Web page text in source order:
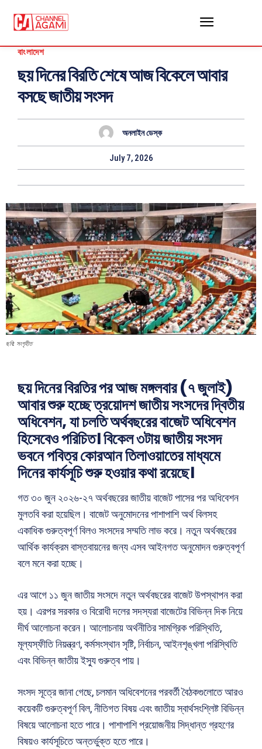
বাংলাদেশ
ছয় দিনের বিরতি শেষে আজ বিকেলে আবার
বসছে জাতীয় সংসদ
অনলাইন ডেস্ক
July 7, 2026
ছবি: সংগৃহীত
ছয় দিনের বিরতির পর আজ মঙ্গলবার (৭ জুলাই)
আবার শুরু হচ্ছে ত্রয়োদশ জাতীয় সংসদের দ্বিতীয়
অধিবেশন, যা চলতি অর্থবছরের বাজেট অধিবেশন
হিসেবেও পরিচিত। বিকেল ৩টায় জাতীয় সংসদ
ভবনে পবিত্র কোরআন তিলাওয়াতের মাধ্যমে
দিনের কার্যসূচি শুরু হওয়ার কথা রয়েছে।
গত ৩০ জুন ২০২৬-২৭ অর্থবছরের জাতীয় বাজেট পাসের পর অধিবেশন
মুলতবি করা হয়েছিল। বাজেট অনুমোদনের পাশাপাশি অর্থ বিলসহ
একাধিক গুরুত্বপূর্ণ বিলও সংসদের সম্মতি লাভ করে। নতুন অর্থবছরের
আর্থিক কার্যক্রম বাস্তবায়নের জন্য এসব আইনগত অনুমোদন গুরুত্বপূর্ণ
বলে মনে করা হচ্ছে।
এর আগে ১১ জুন জাতীয় সংসদে নতুন অর্থবছরের বাজেট উপস্থাপন করা
হয়। এরপর সরকার ও বিরোধী দলের সদস্যরা বাজেটের বিভিন্ন দিক নিয়ে
দীর্ঘ আলোচনা করেন। আলোচনায় অর্থনীতির সামগ্রিক পরিস্থিতি,
মূল্যস্ফীতি নিয়ন্ত্রণ, কর্মসংস্থান সৃষ্টি, নির্বাচন, আইনশৃঙ্খলা পরিস্থিতি
এবং বিভিন্ন জাতীয় ইস্যু গুরুত্ব পায়।
সংসদ সূত্রে জানা গেছে, চলমান অধিবেশনের পরবর্তী বৈঠকগুলোতে আরও
কয়েকটি গুরুত্বপূর্ণ বিল, নীতিগত বিষয় এবং জাতীয় স্বার্থসংশ্লিষ্ট বিভিন্ন
বিষয়ে আলোচনা হতে পারে। পাশাপাশি প্রয়োজনীয় সিদ্ধান্ত গ্রহণের
বিষয়ও কার্যসূচিতে অন্তর্ভুক্ত হতে পারে।